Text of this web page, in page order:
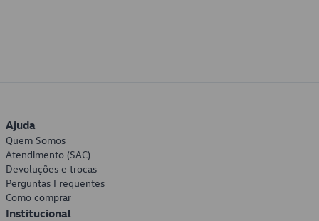
Ajuda
Quem Somos
Atendimento (SAC)
Devoluções e trocas
Perguntas Frequentes
Como comprar
Institucional